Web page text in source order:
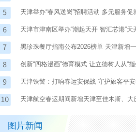
天津举办“春风送岗”招聘活动 多元服务促
天津市津南区举办“潮起天开 智汇芯港”天
融价值对话活动
黑珍珠餐厅指南公布2026榜单 天津新增
创新“四格漫画”德育模式 让立德树人从“指
天津铁警：打响春运安保战 守护旅客平
天津航空春运期间新增天津至佳木斯、大
织密东北航线网络
图片新闻